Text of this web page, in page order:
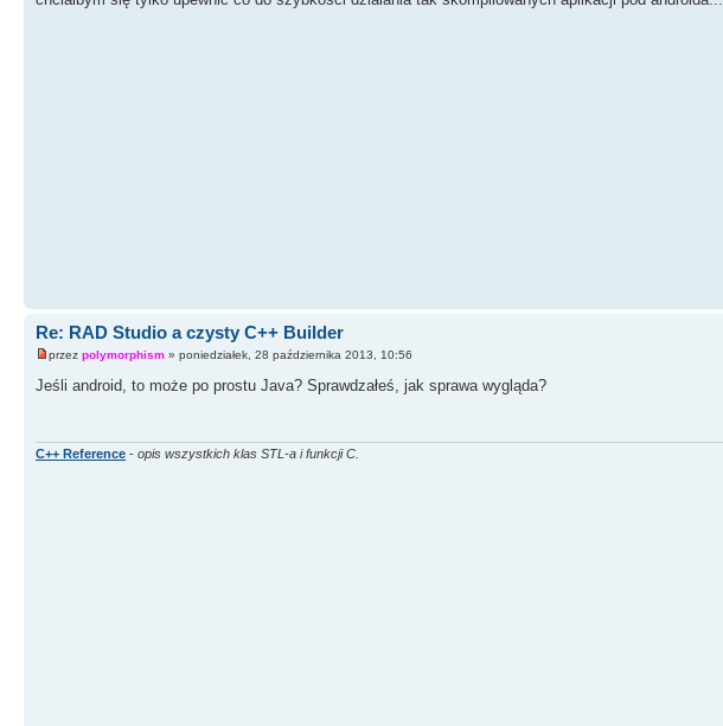
Re: RAD Studio a czysty C++ Builder
przez polymorphism » poniedziałek, 28 października 2013, 10:56
Jeśli android, to może po prostu Java? Sprawdzałeś, jak sprawa wygląda?
C++ Reference - opis wszystkich klas STL-a i funkcji C.